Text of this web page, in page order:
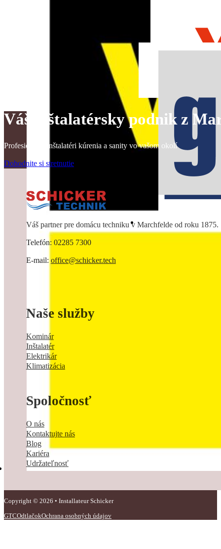
Váš inštalatérsky podnik z
Profesionálni inštalatéri kúrenia a sanity vo vašom okolí
Dohodnite si stretnutie
Váš partner pre domácu techniku v Marchfelde od roku 1875.
Telefón: 02285 7300
E-mail: office@schicker.tech
Naše služby
Kominár
Inštalatér
Elektrikár
Klimatizácia
Spoločnosť
O nás
Kontaktujte nás
Blog
Kariéra
Udržateľnosť
Copyright © 2026 • Installateur Schicker
GTCOdtlačokOchrana osobných údajov